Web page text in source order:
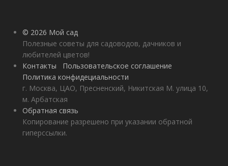
© 2026 Мой сад
Полезные советы для садоводов, дачников и
любителей цветов!
Контакты
Пользовательское соглашение
Политика конфидециальности
г. Москва, ЦАО, Пресненский, Никитская М. улица 10,
м. Арбатская
Обратная связь
Копирование разрешено при указании обратной
гиперссылки.